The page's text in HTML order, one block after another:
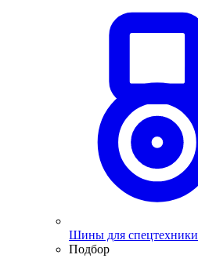
Шины для спецтехники
Подбор